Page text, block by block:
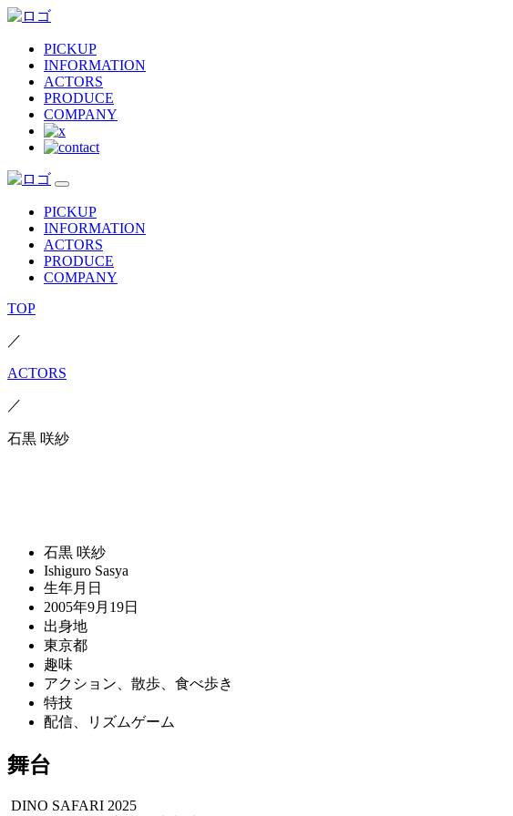
PICKUP
INFORMATION
ACTORS
PRODUCE
COMPANY
PICKUP
INFORMATION
ACTORS
PRODUCE
COMPANY
TOP
／
ACTORS
／
石黒 咲紗
石黒 咲紗
Ishiguro Sasya
生年月日
2005年9月19日
出身地
東京都
趣味
アクション、散歩、食べ歩き
特技
配信、リズムゲーム
舞台
DINO SAFARI 2025